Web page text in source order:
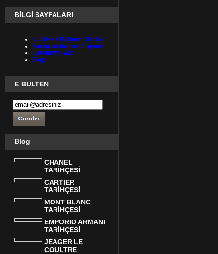
BİLGİ SAYFALARI
Gizlilik ve Kullanım Şartları
Kargo ve Taşıma Bilgileri
Garanti ve İade
Blog
E-BULTEN
Blog
CHANEL
TARİHÇESİ
CARTIER
TARİHÇESİ
MONT BLANC
TARİHÇESİ
EMPORIO ARMANI
TARİHÇESİ
JEAGER LE
COULTRE